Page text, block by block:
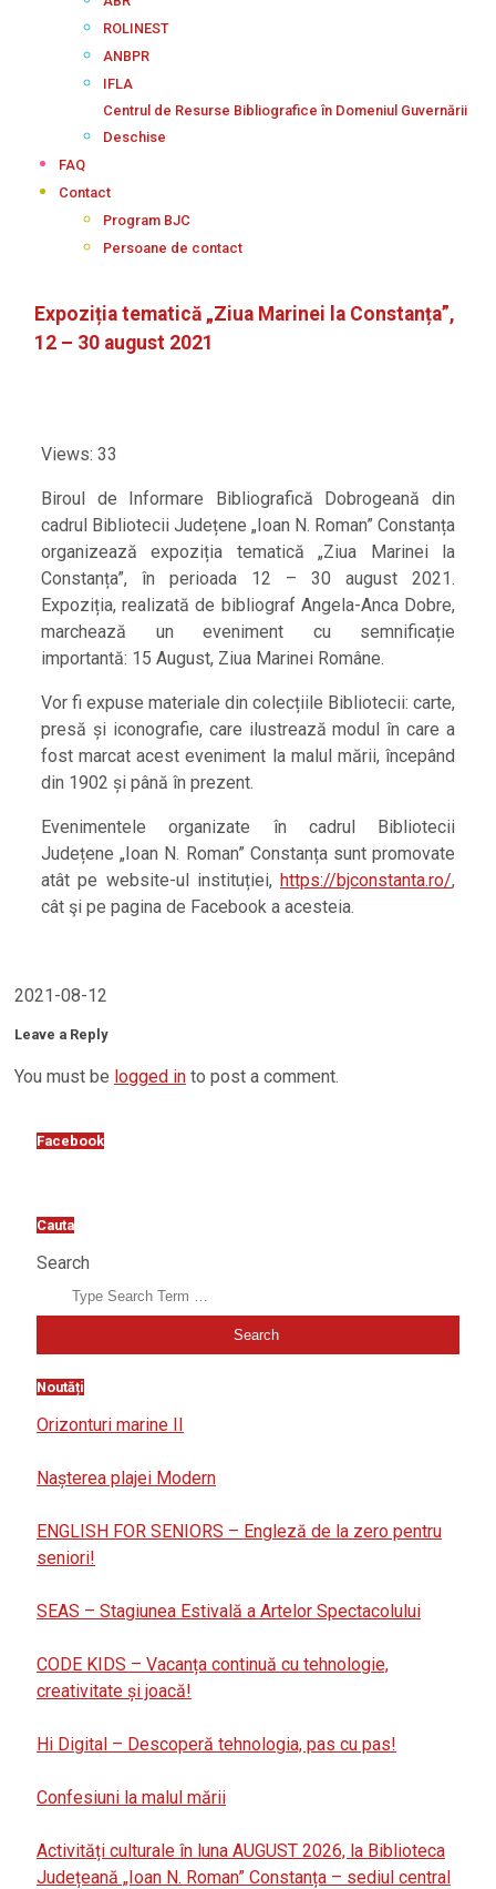
ROLINEST
ANBPR
IFLA
Centrul de Resurse Bibliografice în Domeniul Guvernării
Deschise
FAQ
Contact
Program BJC
Persoane de contact
Expoziția tematică „Ziua Marinei la Constanța”,
12 – 30 august 2021
Views: 33
Biroul de Informare Bibliografică Dobrogeană din
cadrul Bibliotecii Județene „Ioan N. Roman” Constanța
organizează expoziția tematică „Ziua Marinei la
Constanța”, în perioada 12 – 30 august 2021.
Expoziția, realizată de bibliograf Angela-Anca Dobre,
marchează un eveniment cu semnificație
importantă: 15 August, Ziua Marinei Române.
Vor fi expuse materiale din colecțiile Bibliotecii: carte,
presă și iconografie, care ilustrează modul în care a
fost marcat acest eveniment la malul mării, începând
din 1902 și până în prezent.
Evenimentele organizate în cadrul Bibliotecii
Județene „Ioan N. Roman” Constanța sunt promovate
atât pe website-ul instituției, https://bjconstanta.ro/,
cât şi pe pagina de Facebook a acesteia.
2021-08-12
Leave a Reply
You must be logged in to post a comment.
Facebook
Cauta
Search
Noutăți
Orizonturi marine II
Nașterea plajei Modern
ENGLISH FOR SENIORS – Engleză de la zero pentru
seniori!
SEAS – Stagiunea Estivală a Artelor Spectacolului
CODE KIDS – Vacanța continuă cu tehnologie,
creativitate și joacă!
Hi Digital – Descoperă tehnologia, pas cu pas!
Confesiuni la malul mării
Activități culturale în luna AUGUST 2026, la Biblioteca
Județeană „Ioan N. Roman” Constanța – sediul central